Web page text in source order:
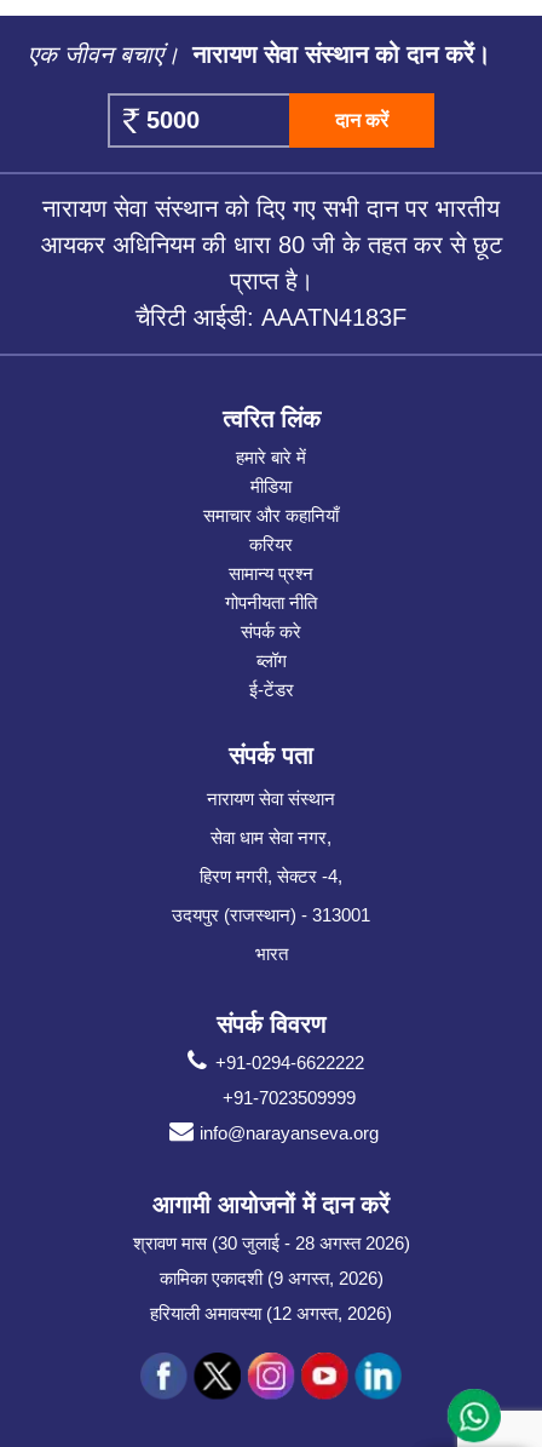
एक जीवन बचाएं। नारायण सेवा संस्थान को दान करें।
दान करें
नारायण सेवा संस्थान को दिए गए सभी दान पर भारतीय
आयकर अधिनियम की धारा 80 जी के तहत कर से छूट
प्राप्त है।
चैरिटी आईडी: AAATN4183F
त्वरित लिंक
हमारे बारे में
मीडिया
समाचार और कहानियाँ
करियर
सामान्य प्रश्न
गोपनीयता नीति
संपर्क करे
ब्लॉग
ई-टेंडर
संपर्क पता
नारायण सेवा संस्थान
सेवा धाम सेवा नगर,
हिरण मगरी, सेक्टर -4,
उदयपुर (राजस्थान) - 313001
भारत
संपर्क विवरण
+91-0294-6622222
+91-7023509999
info@narayanseva.org
आगामी आयोजनों में दान करें
श्रावण मास (30 जुलाई - 28 अगस्त 2026)
कामिका एकादशी (9 अगस्त, 2026)
हरियाली अमावस्या (12 अगस्त, 2026)